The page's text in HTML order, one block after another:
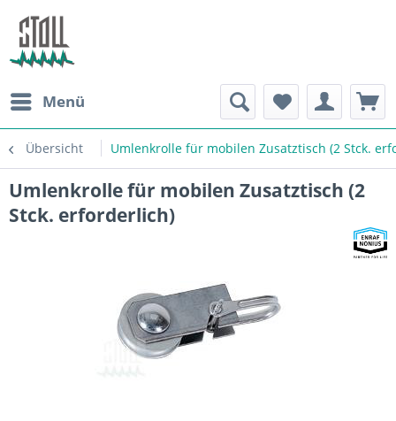
Menü
Übersicht Umlenkrolle für mobilen Zusatztisch (2 Stck.
Umlenkrolle für mobilen Zusatztisch (2
Stck. erforderlich)